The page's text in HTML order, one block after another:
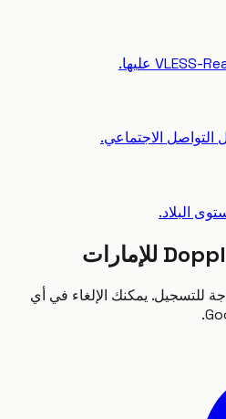
الاجتماعي.
لا حاجة للتسجيل. يمكنك الإلغاء في أي